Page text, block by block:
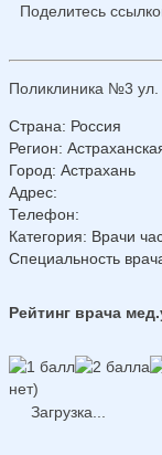
Поделитесь
Поликлиника №3
Страна: Россия
Регион:
Город: Астрахань
Адрес:
Телефон:
Категория: Врачи
Специальность
Рейтинг врача
нет)
Загрузка...